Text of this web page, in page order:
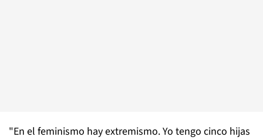
"En el feminismo hay extremismo. Yo tengo cinco hijas